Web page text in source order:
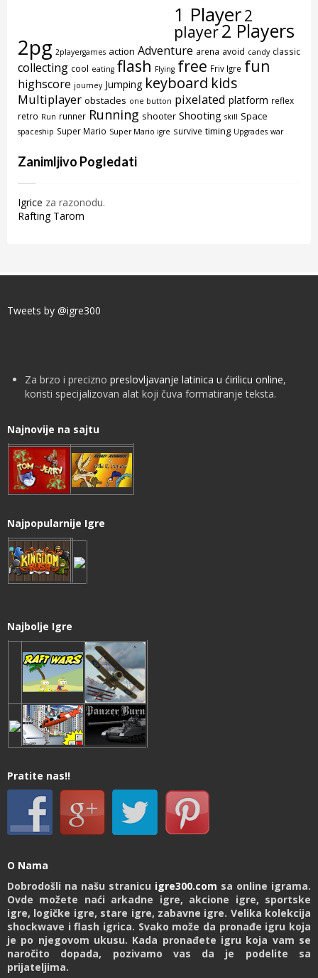
1 Player2
player2 Players
2pg 2playergames action Adventure arena avoid candy classic
collecting cool eating flash Flying free Friv Igre fun
highscore journey Jumping keyboard kids
Multiplayer obstacles one button pixelated platform reflex
retro Run runner Running shooter Shooting skill Space
spaceship Super Mario Super Mario igre survive timing Upgrades war
Zanimljivo Pogledati
Igrice za razonodu.
Rafting Tarom
Tweets by @igre300
Za brzo i precizno preslovljavanje latinica u ćirilicu online,
koristi specijalizovan alat koji čuva formatiranje teksta.
Najnovije na sajtu
Najpopularnije Igre
Najbolje Igre
Pratite nas!!
O Nama
Dobrodošli na našu stranicu igre300.com sa online igrama.
Ovde možete naći arkadne igre, akcione igre, sportske
igre, logičke igre, stare igre, zabavne igre. Velika kolekcija
shockwave i flash igrica. Svako može da pronađe igru koja
je po njegovom ukusu. Kada pronađete igru koja vam se
naročito dopada, pozivamo vas da je podelite sa
prijateljima.